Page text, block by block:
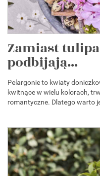
Zamiast
podbijają...
Pelargonie to kwiaty
kwitnące w wielu kolorach,
romantyczne. Dlatego warto